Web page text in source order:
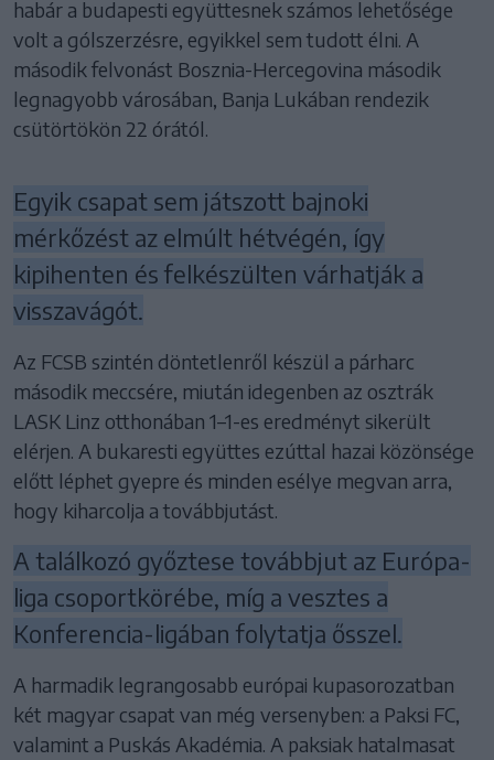
habár a budapesti együttesnek számos lehetősége
volt a gólszerzésre, egyikkel sem tudott élni. A
második felvonást Bosznia-Hercegovina második
legnagyobb városában, Banja Lukában rendezik
csütörtökön 22 órától.
Egyik csapat sem játszott bajnoki
mérkőzést az elmúlt hétvégén, így
kipihenten és felkészülten várhatják a
visszavágót.
Az FCSB szintén döntetlenről készül a párharc
második meccsére, miután idegenben az osztrák
LASK Linz otthonában 1–1-es eredményt sikerült
elérjen. A bukaresti együttes ezúttal hazai közönsége
előtt léphet gyepre és minden esélye megvan arra,
hogy kiharcolja a továbbjutást.
A találkozó győztese továbbjut az Európa-
liga csoportkörébe, míg a vesztes a
Konferencia-ligában folytatja ősszel.
A harmadik legrangosabb európai kupasorozatban
két magyar csapat van még versenyben: a Paksi FC,
valamint a Puskás Akadémia. A paksiak hatalmasat